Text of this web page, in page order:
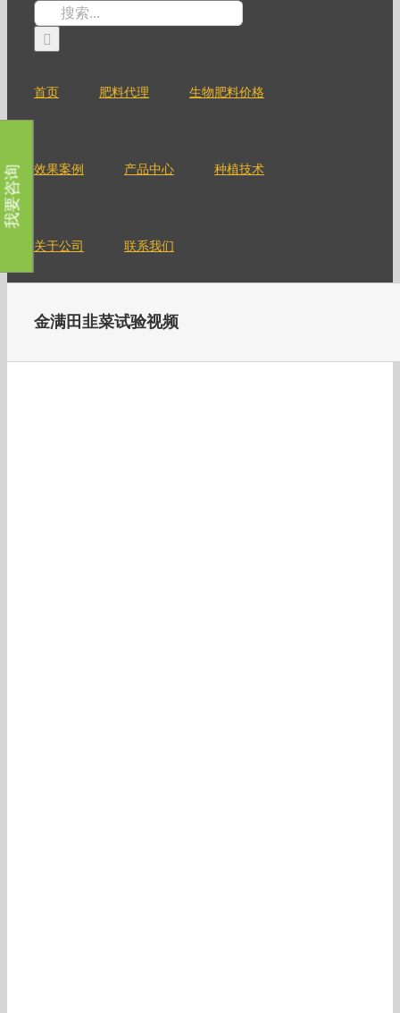
搜
索：
首页 肥料代理 生物肥料价格
效果案例 产品中心 种植技术
关于公司 联系我们
金满田韭菜试验视频
我要咨询